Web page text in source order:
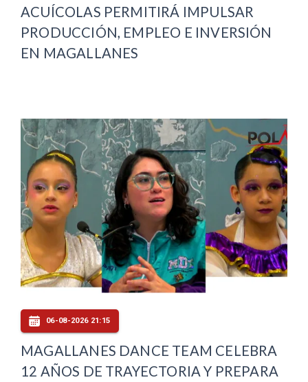
ACUÍCOLAS PERMITIRÁ IMPULSAR
PRODUCCIÓN, EMPLEO E INVERSIÓN
EN MAGALLANES
06-08-2026 21:15
MAGALLANES DANCE TEAM CELEBRA
12 AÑOS DE TRAYECTORIA Y PREPARA